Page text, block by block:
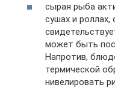
сырая рыба
сушах и
может быть
Напротив,
термической
нивелировать